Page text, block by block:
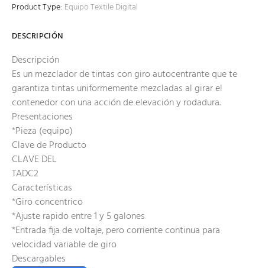
Product Type: Equipo Textile Digital
DESCRIPCIÓN
Descripción
Es un mezclador de tintas con giro autocentrante que te
garantiza tintas uniformemente mezcladas al girar el
contenedor con una acción de elevación y rodadura.
Presentaciones
*Pieza (equipo)
Clave de Producto
CLAVE DEL
TADC2
Características
*Giro concentrico
*Ajuste rapido entre 1 y 5 galones
*Entrada fija de voltaje, pero corriente continua para
velocidad variable de giro
Descargables